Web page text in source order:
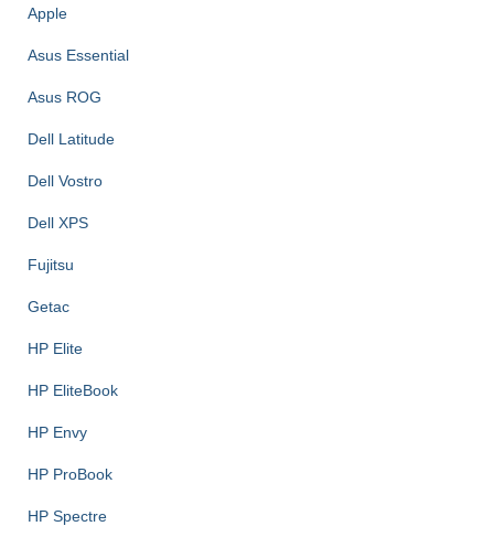
Apple
Asus Essential
Asus ROG
Dell Latitude
Dell Vostro
Dell XPS
Fujitsu
Getac
HP Elite
HP EliteBook
HP Envy
HP ProBook
HP Spectre